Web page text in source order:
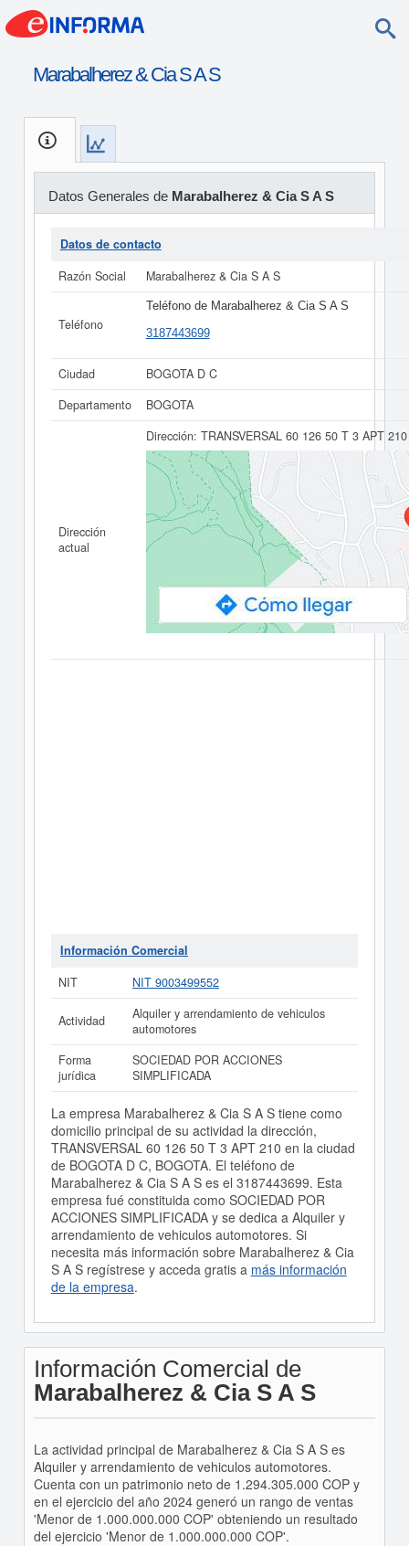
Marabalherez & Cia S A S
Datos Generales de Marabalherez & Cia S A S
Datos de contacto
Razón Social
Marabalherez & Cia S A S
Teléfono
Teléfono de Marabalherez & Cia S A S
3187443699
Ciudad
BOGOTA D C
Departamento
BOGOTA
Dirección
actual
Dirección: TRANSVERSAL 60 126 50 T 3 APT 210
Información Comercial
NIT
NIT 9003499552
Actividad
Alquiler y arrendamiento de vehiculos
automotores
Forma
jurídica
SOCIEDAD POR ACCIONES
SIMPLIFICADA
La empresa Marabalherez & Cia S A S tiene como
domicilio principal de su actividad la dirección,
TRANSVERSAL 60 126 50 T 3 APT 210 en la ciudad
de BOGOTA D C, BOGOTA. El teléfono de
Marabalherez & Cia S A S es el 3187443699. Esta
empresa fué constituida como SOCIEDAD POR
ACCIONES SIMPLIFICADA y se dedica a Alquiler y
arrendamiento de vehiculos automotores. Si
necesita más información sobre Marabalherez & Cia
S A S regístrese y acceda gratis a más información
de la empresa.
Información Comercial de
Marabalherez & Cia S A S
La actividad principal de Marabalherez & Cia S A S es
Alquiler y arrendamiento de vehiculos automotores.
Cuenta con un patrimonio neto de 1.294.305.000 COP y
en el ejercicio del año 2024 generó un rango de ventas
'Menor de 1.000.000.000 COP' obteniendo un resultado
del ejercicio 'Menor de 1.000.000.000 COP'.